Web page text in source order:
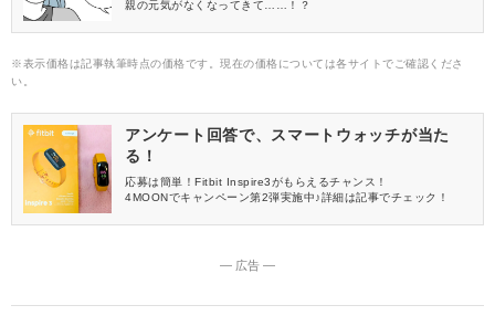
親の元気がなくなってきて……！？
※表示価格は記事執筆時点の価格です。現在の価格については各サイトでご確認くださ
い。
アンケート回答で、スマートウォッチが当た
る！
応募は簡単！Fitbit Inspire3がもらえるチャンス！
4MOONでキャンペーン第2弾実施中♪詳細は記事でチェック！
― 広告 ―